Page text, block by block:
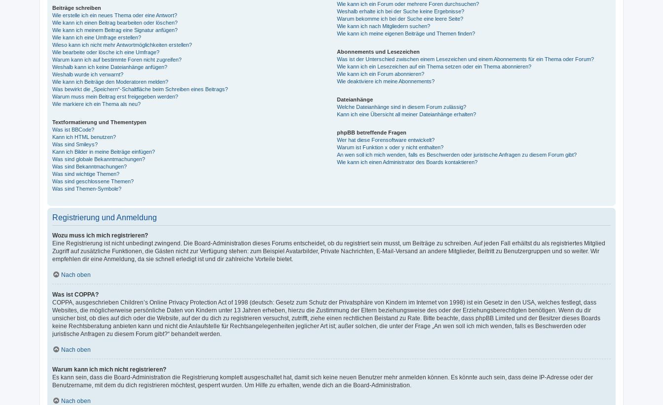
Beiträge schreiben
Wie erstelle ich ein neues Thema oder eine Antwort?
Wie kann ich einen Beitrag bearbeiten oder löschen?
Wie kann ich meinem Beitrag eine Signatur anfügen?
Wie kann ich eine Umfrage erstellen?
Wieso kann ich nicht mehr Antwortmöglichkeiten erstellen?
Wie bearbeite oder lösche ich eine Umfrage?
Warum kann ich auf bestimmte Foren nicht zugreifen?
Weshalb kann ich keine Dateianhänge anfügen?
Weshalb wurde ich verwarnt?
Wie kann ich Beiträge den Moderatoren melden?
Was bewirkt die „Speichern“-Schaltfläche beim Schreiben eines Beitrags?
Warum muss mein Beitrag erst freigegeben werden?
Wie markiere ich ein Thema als neu?
Textformatierung und Thementypen
Was ist BBCode?
Kann ich HTML benutzen?
Was sind Smileys?
Kann ich Bilder in meine Beiträge einfügen?
Was sind globale Bekanntmachungen?
Was sind Bekanntmachungen?
Was sind wichtige Themen?
Was sind geschlossene Themen?
Was sind Themen-Symbole?
Wie kann ich ein Forum oder mehrere Foren durchsuchen?
Weshalb erhalte ich bei der Suche keine Ergebnisse?
Warum bekomme ich bei der Suche eine leere Seite?
Wie kann ich nach Mitgliedern suchen?
Wie kann ich meine eigenen Beiträge und Themen finden?
Abonnements und Lesezeichen
Was ist der Unterschied zwischen einem Lesezeichen und einem Abonnements für ein Thema oder Forum?
Wie kann ich ein Lesezeichen auf ein Thema setzen oder ein Thema abonnieren?
Wie kann ich ein Forum abonnieren?
Wie deaktiviere ich meine Abonnements?
Dateianhänge
Welche Dateianhänge sind in diesem Forum zulässig?
Kann ich eine Übersicht all meiner Dateianhänge erhalten?
phpBB betreffende Fragen
Wer hat diese Forensoftware entwickelt?
Warum ist Funktion x oder y nicht enthalten?
An wen soll ich mich wenden, falls es Beschwerden oder juristische Anfragen zu diesem Forum gibt?
Wie kann ich einen Administrator des Boards kontaktieren?
Registrierung und Anmeldung
Wozu muss ich mich registrieren?
Eine Registrierung ist nicht unbedingt zwingend. Die Board-Administration dieses Forums entscheidet, ob du registriert sein musst, um Beiträge zu schreiben. Auf jeden Fall erhältst du als registriertes Mitglied
Zugriff auf zusätzliche Funktionen, die Gästen nicht zur Verfügung stehen: zum Beispiel Avatarbilder, Private Nachrichten, E-Mail-Versand an andere Mitglieder, Beitritt zu Benutzergruppen und so weiter. Wir
empfehlen dir eine Anmeldung, da sie schnell erledigt ist und dir zahlreiche Vorteile bietet.
Nach oben
Was ist COPPA?
COPPA, ausgeschrieben Children’s Online Privacy Protection Act of 1998 (deutsch: Gesetz zum Schutz der Privatsphäre von Kindern im Internet von 1998) ist ein Gesetz in den USA, welches festlegt, dass
Websites, die möglicherweise persönliche Daten von Kindern unter 13 Jahren erheben, hierzu die Zustimmung der Eltern beziehungsweise des oder der Erziehungsberechtigten benötigen. Wenn du dir
unsicher bist, ob dies auf dich oder die Website, auf der du dich zu registrieren versuchst, zutrifft, ziehe einen rechtlichen Beistand zu Rate. Bitte beachte, dass phpBB Limited und der Besitzer dieses Boards
keine Rechtsberatung anbieten kann und nicht die Anlaufstelle für Rechtsangelegenheiten jeglicher Art ist; außer solchen, die unter der Frage „An wen soll ich mich wenden, falls es Beschwerden oder
juristische Anfragen zu diesem Forum gibt?“ behandelt werden.
Nach oben
Warum kann ich mich nicht registrieren?
Es kann sein, dass die Board-Administration die Registrierung komplett ausgeschaltet hat, damit sich keine neuen Benutzer mehr anmelden können. Es könnte auch sein, dass deine IP-Adresse oder der
Benutzername, mit dem du dich registrieren möchtest, gesperrt wurden. Um Hilfe zu erhalten, wende dich an die Board-Administration.
Nach oben